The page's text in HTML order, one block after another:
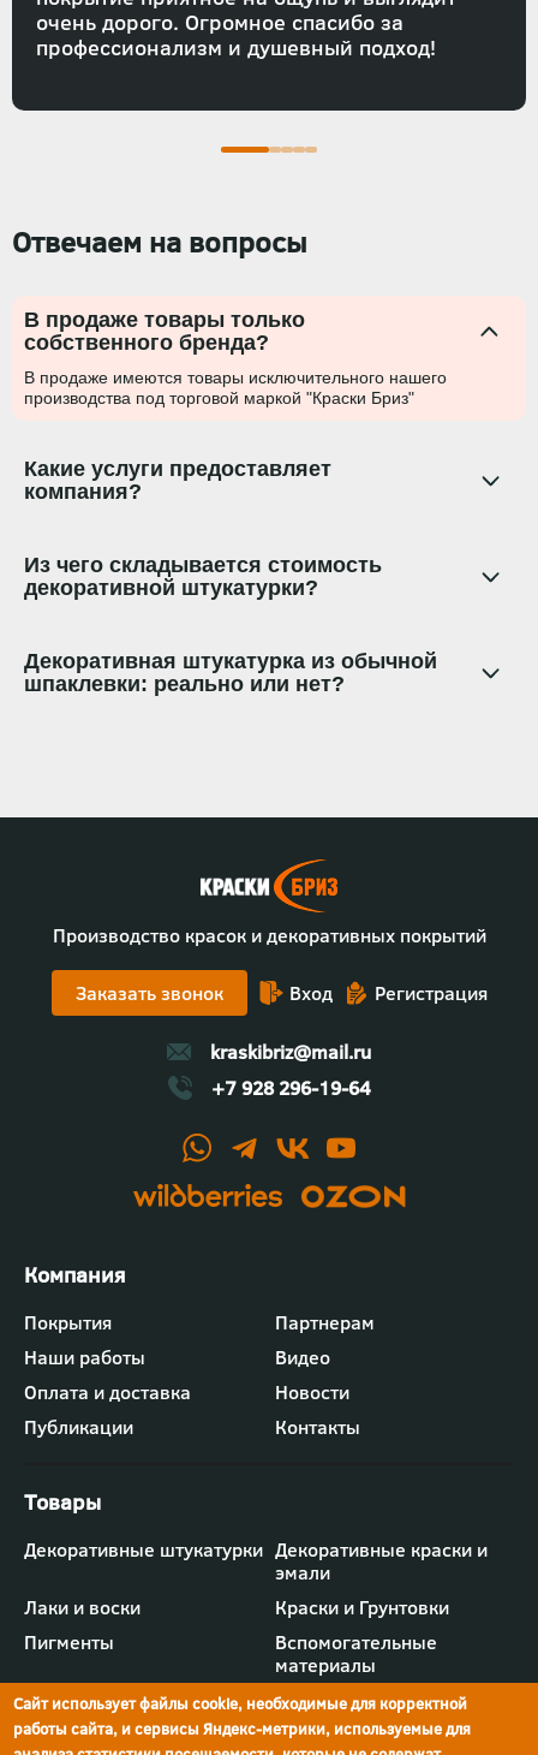
очень дорого. Огромное спасибо за
профессионализм и душевный подход!
Отвечаем на вопросы
В продаже товары только
собственного бренда?
В продаже имеются товары исключительного нашего
производства под торговой маркой "Краски Бриз"
Какие услуги предоставляет
компания?
Из чего складывается стоимость
декоративной штукатурки?
Декоративная штукатурка из обычной
шпаклевки: реально или нет?
Производство красок и декоративных покрытий
Заказать звонок Вход Регистрация
kraskibriz@mail.ru
+7 928 296-19-64
Футер
-
меню
"Компания"
Покрытия
Партнерам
Наши работы
Видео
Оплата и доставка
Новости
Публикации
Контакты
Футер
-
меню
"Товары"
Декоративные штукатурки Декоративные краски и
эмали
Лаки и воски
Краски и Грунтовки
Пигменты
Вспомогательные
материалы
Сайт использует файлы cookie, необходимые для корректной
работы сайта, и сервисы Яндекс-метрики, используемые для